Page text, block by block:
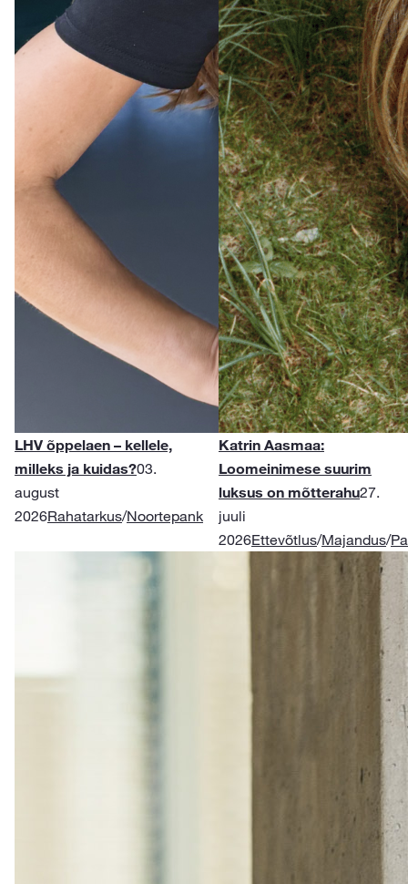
LHV õppelaen – kellele,
milleks ja kuidas?03.
august
2026Rahatarkus/Noortepank
Katrin Aasmaa:
Loomeinimese suurim
luksus on mõtterahu27.
juuli
2026Ettevõtlus/Majandus/